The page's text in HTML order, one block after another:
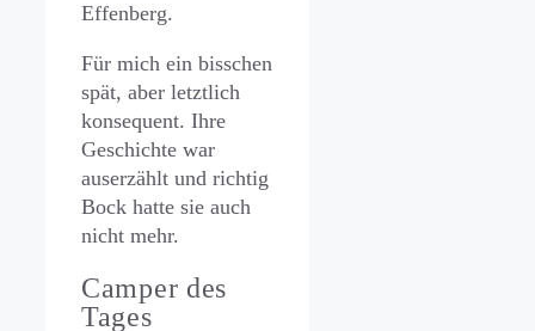
Effenberg.
Für mich ein bisschen
spät, aber letztlich
konsequent. Ihre
Geschichte war
auserzählt und richtig
Bock hatte sie auch
nicht mehr.
Camper des
Tages